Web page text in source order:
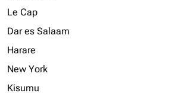
Le Cap
Dar es Salaam
Harare
New York
Kisumu